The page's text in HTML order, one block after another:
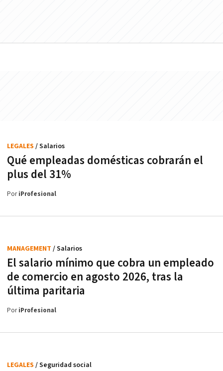
Qué empleadas domésticas cobrarán el
plus del 31%
LEGALES / Salarios
PoriProfesional
El salario mínimo que cobra un empleado
de comercio en agosto 2026, tras la
última paritaria
MANAGEMENT / Salarios
PoriProfesional
LEGALES / Seguridad social